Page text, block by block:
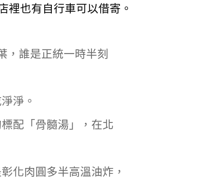
裡也有自行車可以借寄。
，誰是正統一時半刻
淨。
配「骨髓湯」，在北
化肉圓多半高溫油炸，